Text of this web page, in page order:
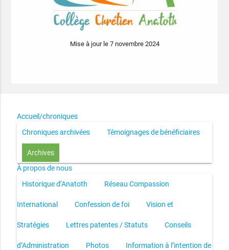
Mise à jour le 7 novembre 2024
Accueil/chroniques
Chroniques archivées
Témoignages de bénéficiaires
Archives
À propos de nous
Historique d’Anatoth
Réseau Compassion
International Confession de foi Vision et
Stratégies Lettres patentes / Statuts Conseils
d’Administration Photos Information à l’intention de